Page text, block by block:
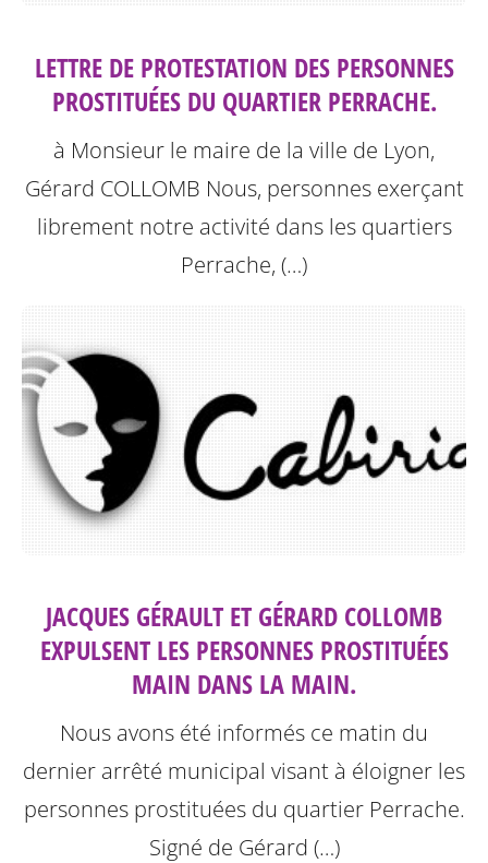
LETTRE DE PROTESTATION DES PERSONNES
PROSTITUÉES DU QUARTIER PERRACHE.
à Monsieur le maire de la ville de Lyon,
Gérard COLLOMB Nous, personnes exerçant
librement notre activité dans les quartiers
Perrache, (…)
JACQUES GÉRAULT ET GÉRARD COLLOMB
EXPULSENT LES PERSONNES PROSTITUÉES
MAIN DANS LA MAIN.
Nous avons été informés ce matin du
dernier arrêté municipal visant à éloigner les
personnes prostituées du quartier Perrache.
Signé de Gérard (…)